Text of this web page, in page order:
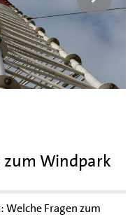
Windpark
Welche Fragen zum